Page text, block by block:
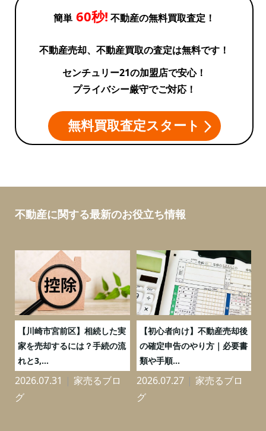
簡単 60秒! 不動産の無料買取査定！
不動産売却、不動産買取の査定は無料です！
センチュリー21の加盟店で安心！
プライバシー厳守でご対応！
無料買取査定スタート
不動産に関する最新のお役立ち情報
【川崎市宮前区】相続した実
家を売却するには？手続の流
れと3,...
2026.07.31
家売るブロ
グ
【初心者向け】不動産売却後
の確定申告のやり方｜必要書
類や手順...
2026.07.27
家売るブロ
グ